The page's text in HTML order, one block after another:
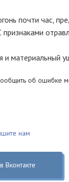
почти час,
признаками
и материальный
об ошибке
нам
Вконтакте